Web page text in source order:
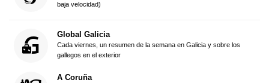
baja velocidad)
Global Galicia
Cada viernes, un resumen de la semana en Galicia y sobre los
gallegos en el exterior
A Coruña